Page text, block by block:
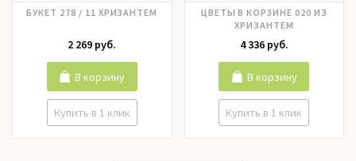
БУКЕТ 278 / 11 ХРИЗАНТЕМ
2 269 руб.
Купить в 1 клик
В корзину
ЦВЕТЫ В КОРЗИНЕ 020 ИЗ
ХРИЗАНТЕМ
4 336 руб.
Купить в 1 клик
В корзину